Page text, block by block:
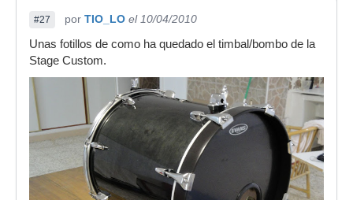
#27 por TIO_LO el 10/04/2010
Unas fotillos de como ha quedado el timbal/bombo de la
Stage Custom.